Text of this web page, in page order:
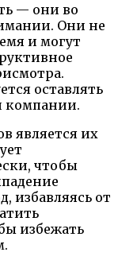
— они во
Они не
и могут
оставлять
компании.
является их
чтобы
избавляясь от
избежать